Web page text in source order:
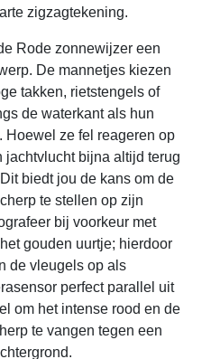
zigzagtekening.
Rode zonnewijzer een
De mannetjes kiezen
takken, rietstengels of
de waterkant als hun
Hoewel ze fel reageren op
jachtvlucht bijna altijd terug
biedt jou de kans om de
te stellen op zijn
bij voorkeur met
gouden uurtje; hierdoor
de vleugels op als
perfect parallel uit
om het intense rood en de
te vangen tegen een